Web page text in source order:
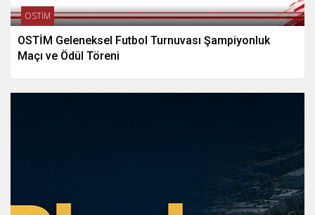
OSTİM
OSTİM Geleneksel Futbol Turnuvası Şampiyonluk
Maçı ve Ödül Töreni